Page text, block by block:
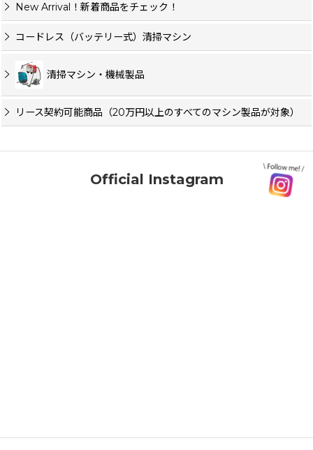
New Arrival！新着商品をチェック！
コードレス（バッテリー式）清掃マシン
清掃マシン・機械製品
リース契約可能商品（20万円以上のすべてのマシン製品が対象）
Official Instagram